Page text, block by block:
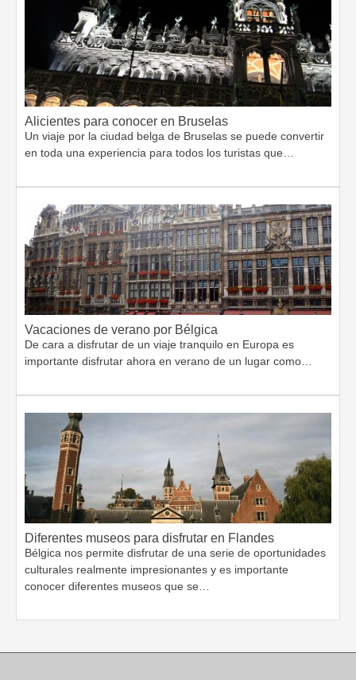
Alicientes para conocer en Bruselas
Un viaje por la ciudad belga de Bruselas se puede convertir
en toda una experiencia para todos los turistas que…
Vacaciones de verano por Bélgica
De cara a disfrutar de un viaje tranquilo en Europa es
importante disfrutar ahora en verano de un lugar como…
Diferentes museos para disfrutar en Flandes
Bélgica nos permite disfrutar de una serie de oportunidades
culturales realmente impresionantes y es importante
conocer diferentes museos que se…